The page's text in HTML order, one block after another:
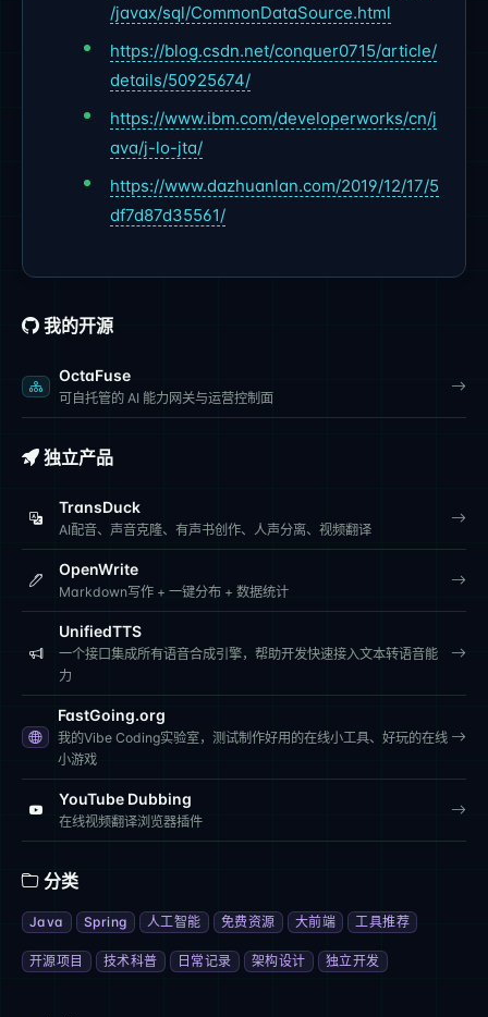
/javax/sql/CommonDataSource.html
https://blog.csdn.net/conquer0715/article/
details/50925674/
https://www.ibm.com/developerworks/cn/j
ava/j-lo-jta/
https://www.dazhuanlan.com/2019/12/17/5
df7d87d35561/
我的开源
OctaFuse
可自托管的 AI 能力网关与运营控制面
独立产品
TransDuck
AI配音、声音克隆、有声书创作、人声分离、视频翻译
OpenWrite
Markdown写作 + 一键分布 + 数据统计
UnifiedTTS
一个接口集成所有语音合成引擎，帮助开发快速接入文本转语音能
力
FastGoing.org
我的Vibe Coding实验室，测试制作好用的在线小工具、好玩的在线
小游戏
YouTube Dubbing
在线视频翻译浏览器插件
分类
Java Spring 人工智能 免费资源 大前端 工具推荐
开源项目 技术科普 日常记录 架构设计 独立开发